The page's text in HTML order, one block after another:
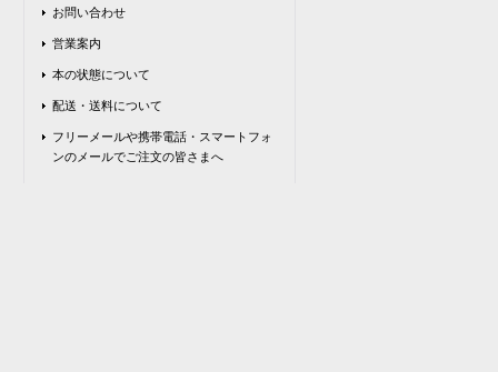
お問い合わせ
営業案内
本の状態について
配送・送料について
フリーメールや携帯電話・スマートフォ
ンのメールでご注文の皆さまへ